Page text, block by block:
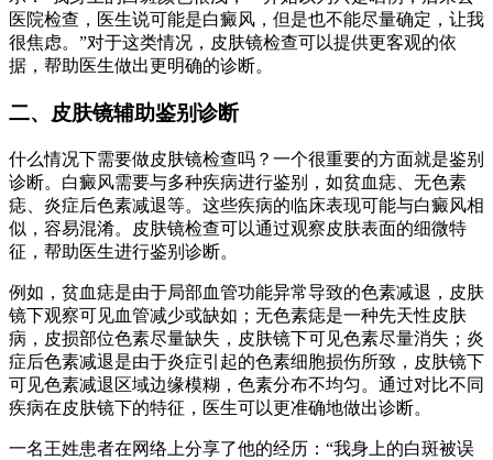
医院检查，医生说可能是白癜风，但是也不能尽量确定，让我
很焦虑。”对于这类情况，皮肤镜检查可以提供更客观的依
据，帮助医生做出更明确的诊断。
二、皮肤镜辅助鉴别诊断
什么情况下需要做皮肤镜检查吗？一个很重要的方面就是鉴别
诊断。白癜风需要与多种疾病进行鉴别，如贫血痣、无色素
痣、炎症后色素减退等。这些疾病的临床表现可能与白癜风相
似，容易混淆。皮肤镜检查可以通过观察皮肤表面的细微特
征，帮助医生进行鉴别诊断。
例如，贫血痣是由于局部血管功能异常导致的色素减退，皮肤
镜下观察可见血管减少或缺如；无色素痣是一种先天性皮肤
病，皮损部位色素尽量缺失，皮肤镜下可见色素尽量消失；炎
症后色素减退是由于炎症引起的色素细胞损伤所致，皮肤镜下
可见色素减退区域边缘模糊，色素分布不均匀。通过对比不同
疾病在皮肤镜下的特征，医生可以更准确地做出诊断。
一名王姓患者在网络上分享了他的经历：“我身上的白斑被误